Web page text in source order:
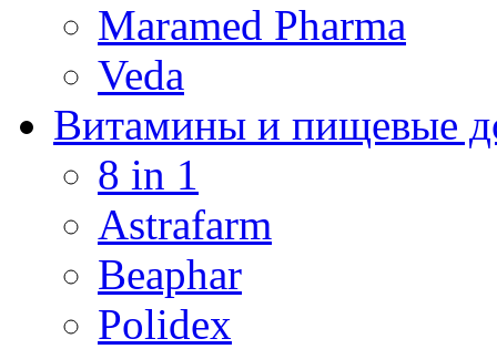
Maramed Pharma
Veda
Витамины и пищевые
8 in 1
Astrafarm
Beaphar
Polidex